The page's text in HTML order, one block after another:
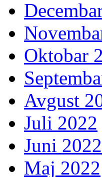
Oktobar
Avgust
Juli 2022
Juni 2022
Maj 2022